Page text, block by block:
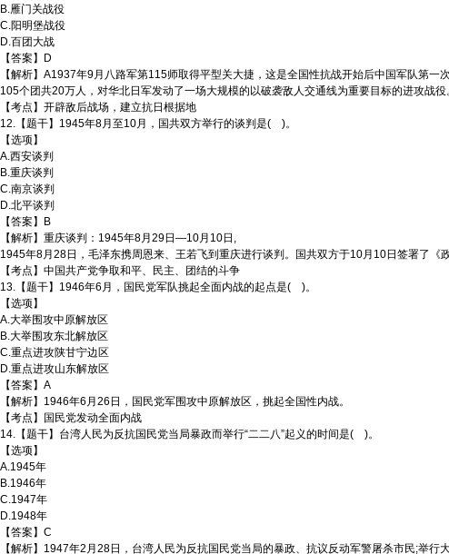
B.雁门关战役
C.阳明堡战役
D.百团大战
【答案】D
【解析】A1937年9月八路军第115师取得平型关大捷，这是全国性抗战开始后中国军队第
105个团共20万人，对华北日军发动了一场大规模的以破袭敌人交通线为重要目标的进攻战役
【考点】开辟敌后战场，建立抗日根据地
12.【题干】1945年8月至10月，国共双方举行的谈判是( )。
【选项】
A.西安谈判
B.重庆谈判
C.南京谈判
D.北平谈判
【答案】B
【解析】重庆谈判：1945年8月29日—10月10日,
1945年8月28日，毛泽东携周恩来、王若飞到重庆进行谈判。国共双方于10月10日签署了《
【考点】中国共产党争取和平、民主、团结的斗争
13.【题干】1946年6月，国民党军队挑起全面内战的起点是( )。
【选项】
A.大举围攻中原解放区
B.大举围攻东北解放区
C.重点进攻陕甘宁边区
D.重点进攻山东解放区
【答案】A
【解析】1946年6月26日，国民党军围攻中原解放区，挑起全国性内战。
【考点】国民党发动全面内战
14.【题干】台湾人民为反抗国民党当局暴政而举行“二二八”起义的时间是( )。
【选项】
A.1945年
B.1946年
C.1947年
D.1948年
【答案】C
【解析】1947年2月28日，台湾人民为反抗国民党当局的暴政、抗议反动军警屠杀市民;举行